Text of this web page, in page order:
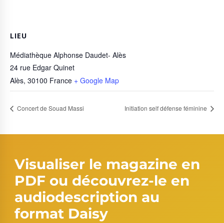
LIEU
Médiathèque Alphonse Daudet- Alès
24 rue Edgar Quinet
Alès, 30100 France + Google Map
Concert de Souad Massi Initiation self défense féminine
Visualiser le magazine en
PDF ou découvrez-le en
audiodescription au
format Daisy